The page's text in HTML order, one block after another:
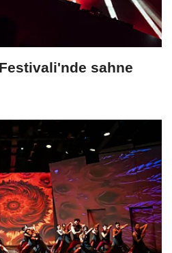
sahne